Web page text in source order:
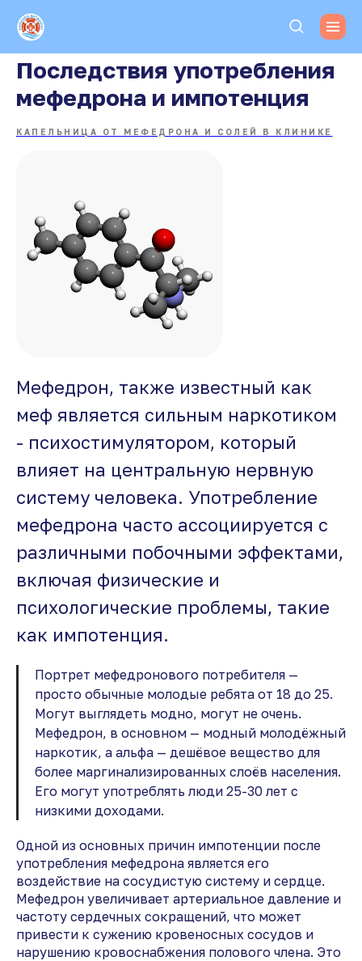
Последствия употребления
мефедрона и импотенция
КАПЕЛЬНИЦА ОТ МЕФЕДРОНА И СОЛЕЙ В КЛИНИКЕ
Мефедрон, также известный как
меф является сильным наркотиком
- психостимулятором, который
влияет на центральную нервную
систему человека. Употребление
мефедрона часто ассоциируется с
различными побочными эффектами,
включая физические и
психологические проблемы, такие
как импотенция.
Портрет мефедронового потребителя —
просто обычные молодые ребята от 18 до 25.
Могут выглядеть модно, могут не очень.
Мефедрон, в основном — модный молодёжный
наркотик, а альфа — дешёвое вещество для
более маргинализированных слоёв населения.
Его могут употреблять люди 25-30 лет с
низкими доходами.
Одной из основных причин импотенции после
употребления мефедрона является его
воздействие на сосудистую систему и сердце.
Мефедрон увеличивает артериальное давление и
частоту сердечных сокращений, что может
привести к сужению кровеносных сосудов и
нарушению кровоснабжения полового члена. Это